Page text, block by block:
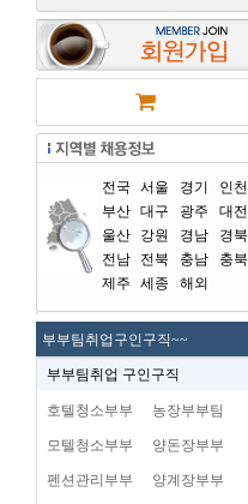
전국 서울 경기
인천
부산 대구 광주
대전
울산
강원 경남
경북
전남
전북 충남
충북
제주
세종 해외
부부팀취업구인구직~~
부부팀취업 구인구직
호텔청소부부 농장부부팀
모텔청소부부 양돈장부부
펜션관리부부 양계장부부